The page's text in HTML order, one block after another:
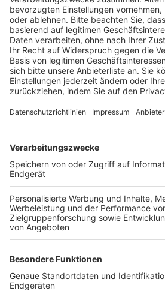
Schulungsangebot Vereinsmitarbeiter
BFV-Geschäftsstellen
Trainerbörse
Login SpielPlus
FOLGE DEM BFV
TOP-VEREINE
TOP-PARTNER